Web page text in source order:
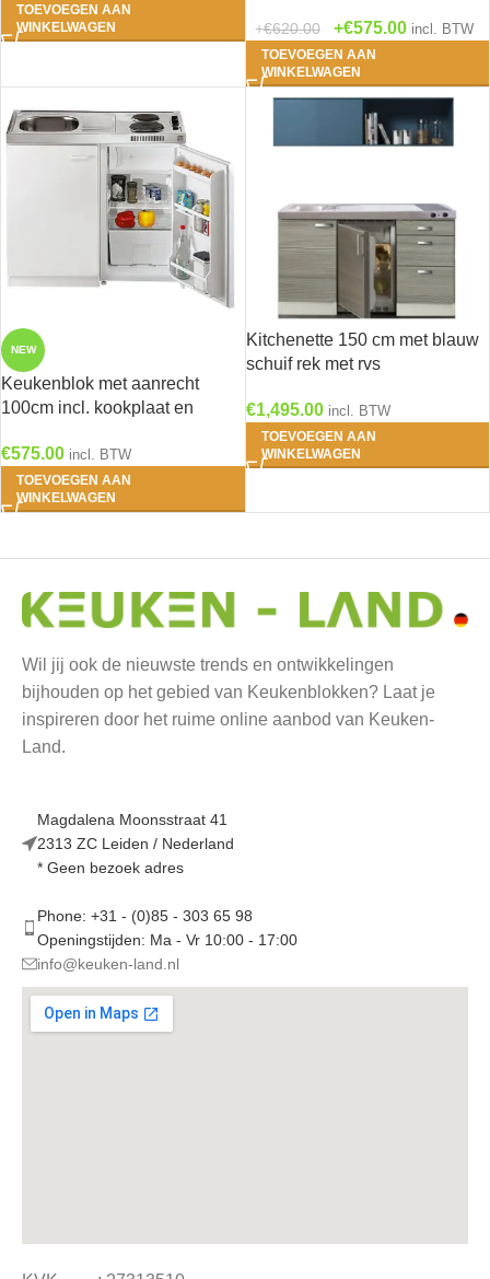
TOEVOEGEN AAN
WINKELWAGEN
€620.00 €575.00 incl. BTW
TOEVOEGEN AAN
WINKELWAGEN
NEW
Keukenblok met aanrecht
100cm incl. kookplaat en
€575.00 incl. BTW
TOEVOEGEN AAN
WINKELWAGEN
Kitchenette 150 cm met blauw
schuif rek met rvs
kookplaat en rvs spoelbak RAI-
5252
€1,495.00 incl. BTW
TOEVOEGEN AAN
WINKELWAGEN
Wil jij ook de nieuwste trends en ontwikkelingen
bijhouden op het gebied van Keukenblokken? Laat je
inspireren door het ruime online aanbod van Keuken-
Land.
Magdalena Moonsstraat 41
2313 ZC Leiden / Nederland
* Geen bezoek adres
Phone: +31 - (0)85 - 303 65 98
Openingstijden: Ma - Vr 10:00 - 17:00
info@keuken-land.nl